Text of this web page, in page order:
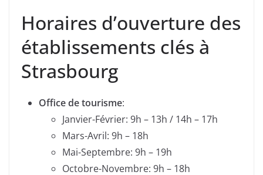
Horaires d’ouverture des
établissements clés à
Strasbourg
Office de tourisme:
Janvier-Février: 9h – 13h / 14h – 17h
Mars-Avril: 9h – 18h
Mai-Septembre: 9h – 19h
Octobre-Novembre: 9h – 18h